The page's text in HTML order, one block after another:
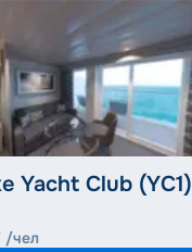
Yacht Club (YC1)
/чел